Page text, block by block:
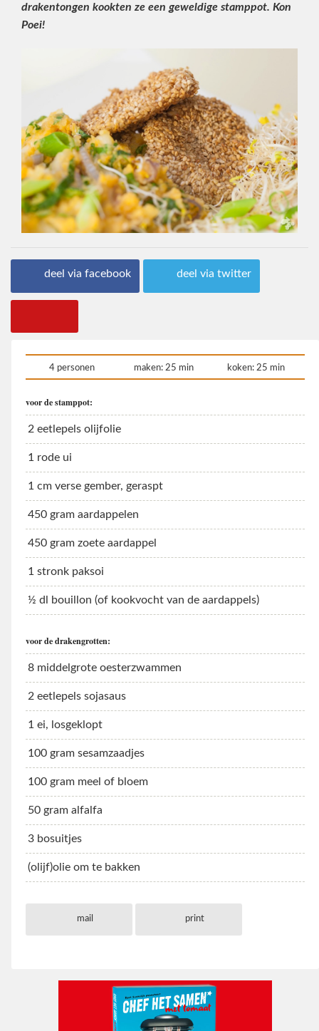
drakentongen kookten ze een geweldige stamppot. Kon
Poei!
deel via facebook deel via twitter
4 personen maken: 25 min koken: 25 min
voor de stamppot:
2 eetlepels olijfolie
1 rode ui
1 cm verse gember, geraspt
450 gram aardappelen
450 gram zoete aardappel
1 stronk paksoi
½ dl bouillon (of kookvocht van de aardappels)
voor de drakengrotten:
8 middelgrote oesterzwammen
2 eetlepels sojasaus
1 ei, losgeklopt
100 gram sesamzaadjes
100 gram meel of bloem
50 gram alfalfa
3 bosuitjes
(olijf)olie om te bakken
mail print